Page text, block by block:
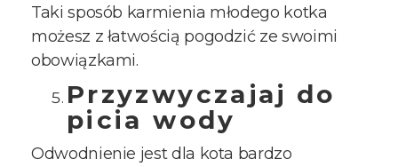
Taki sposób karmienia młodego kotka
możesz z łatwością pogodzić ze swoimi
obowiązkami.
Przyzwyczajaj do
picia wody
Odwodnienie jest dla kota bardzo